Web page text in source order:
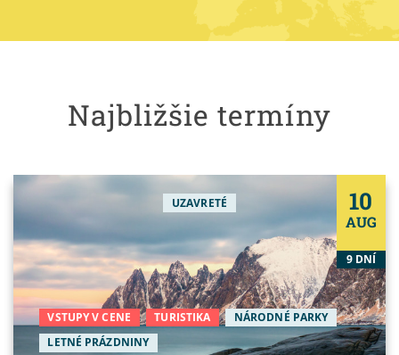
Najbližšie termíny
UZAVRETÉ 10
AUG
9 DNÍ
VSTUPY V CENE TURISTIKA
NÁRODNÉ PARKY
LETNÉ PRÁZDNINY